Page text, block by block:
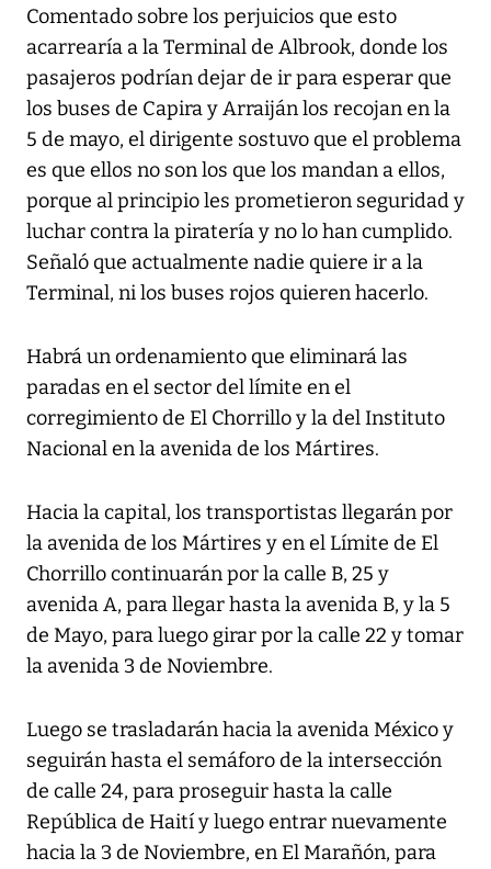
Comentado sobre los perjuicios que esto
acarrearía a la Terminal de Albrook, donde los
pasajeros podrían dejar de ir para esperar que
los buses de Capira y Arraiján los recojan en la
5 de mayo, el dirigente sostuvo que el problema
es que ellos no son los que los mandan a ellos,
porque al principio les prometieron seguridad y
luchar contra la piratería y no lo han cumplido.
Señaló que actualmente nadie quiere ir a la
Terminal, ni los buses rojos quieren hacerlo.
Habrá un ordenamiento que eliminará las
paradas en el sector del límite en el
corregimiento de El Chorrillo y la del Instituto
Nacional en la avenida de los Mártires.
Hacia la capital, los transportistas llegarán por
la avenida de los Mártires y en el Límite de El
Chorrillo continuarán por la calle B, 25 y
avenida A, para llegar hasta la avenida B, y la 5
de Mayo, para luego girar por la calle 22 y tomar
la avenida 3 de Noviembre.
Luego se trasladarán hacia la avenida México y
seguirán hasta el semáforo de la intersección
de calle 24, para proseguir hasta la calle
República de Haití y luego entrar nuevamente
hacia la 3 de Noviembre, en El Marañón, para